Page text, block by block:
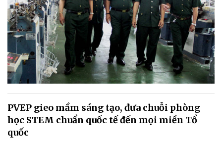
PVEP gieo mầm sáng tạo, đưa chuỗi phòng
học STEM chuẩn quốc tế đến mọi miền Tổ
quốc